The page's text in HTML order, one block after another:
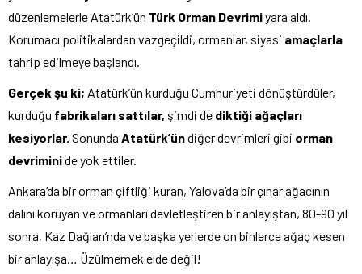
düzenlemelerle Atatürk’ün Türk Orman Devrimiyara aldı.
Korumacı politikalardan vazgeçildi, ormanlar, siyasi amaçlarla
tahrip edilmeye başlandı.
Gerçek şu ki; Atatürk’ün kurduğu Cumhuriyeti dönüştürdüler,
kurduğu fabrikaları sattılar, şimdi de diktiği ağaçları
kesiyorlar. Sonunda Atatürk’ündiğer devrimleri gibi orman
devriminide yok ettiler.
Ankara’da bir orman çiftliği kuran, Yalova’da bir çınar ağacının
dalını koruyan ve ormanları devletleştiren bir anlayıştan, 80-90 yıl
sonra, Kaz Dağları’nda ve başka yerlerde on binlerce ağaç kesen
bir anlayışa… Üzülmemek elde değil!